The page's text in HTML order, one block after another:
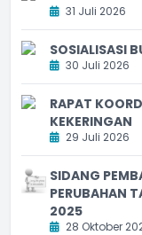
31 Juli 2026
SOSIALISASI
30 Juli 2026
RAPAT
KEKERINGAN
29 Juli 2026
SIDANG
PERUBAHAN
2025
28 Oktober